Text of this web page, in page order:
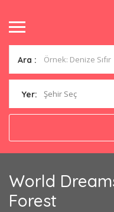
Ara :
Yer: Şehir Seç
World
Forest